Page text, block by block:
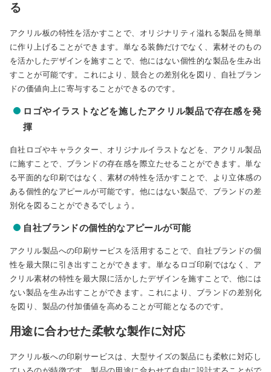
る
アクリル板の特性を活かすことで、オリジナリティ溢れる製品を簡単
に作り上げることができます。単なる装飾だけでなく、素材そのもの
を活かしたデザインを施すことで、他にはない個性的な製品を生み出
すことが可能です。これにより、競合との差別化を図り、自社ブラン
ドの価値向上に寄与することができるのです。
ロゴやイラストなどを施したアクリル製品で存在感を発
揮
自社ロゴやキャラクター、オリジナルイラストなどを、アクリル製品
に施すことで、ブランドの存在感を際立たせることができます。単な
る平面的な印刷ではなく、素材の特性を活かすことで、より立体感の
ある個性的なアピールが可能です。他にはない製品で、ブランドの差
別化を図ることができるでしょう。
自社ブランドの個性的なアピールが可能
アクリル製品への印刷サービスを活用することで、自社ブランドの個
性を最大限に引き出すことができます。単なるロゴ印刷ではなく、ア
クリル素材の特性を最大限に活かしたデザインを施すことで、他には
ない製品を生み出すことができます。これにより、ブランドの差別化
を図り、製品の付加価値を高めることが可能となるのです。
用途に合わせた柔軟な製作に対応
アクリル板への印刷サービスは、大型サイズの製品にも柔軟に対応し